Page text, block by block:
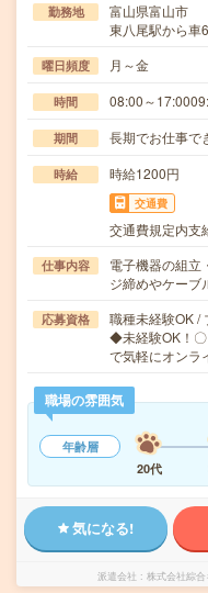
勤務地
富山県富山市
東八尾駅から車
曜日頻度 月～金
時間 08:00～
期間 長期でお仕事で
時給 時給1200円
交通費
交通費規定内支
仕事内容
電子機器の組立
ジ締めやケー
応募資格
職種未経験OK /
◆未経験OK！〇
で気軽にオン
職場の雰囲気
年齢層
20代
気になる!
派遣会社 株式会社綜